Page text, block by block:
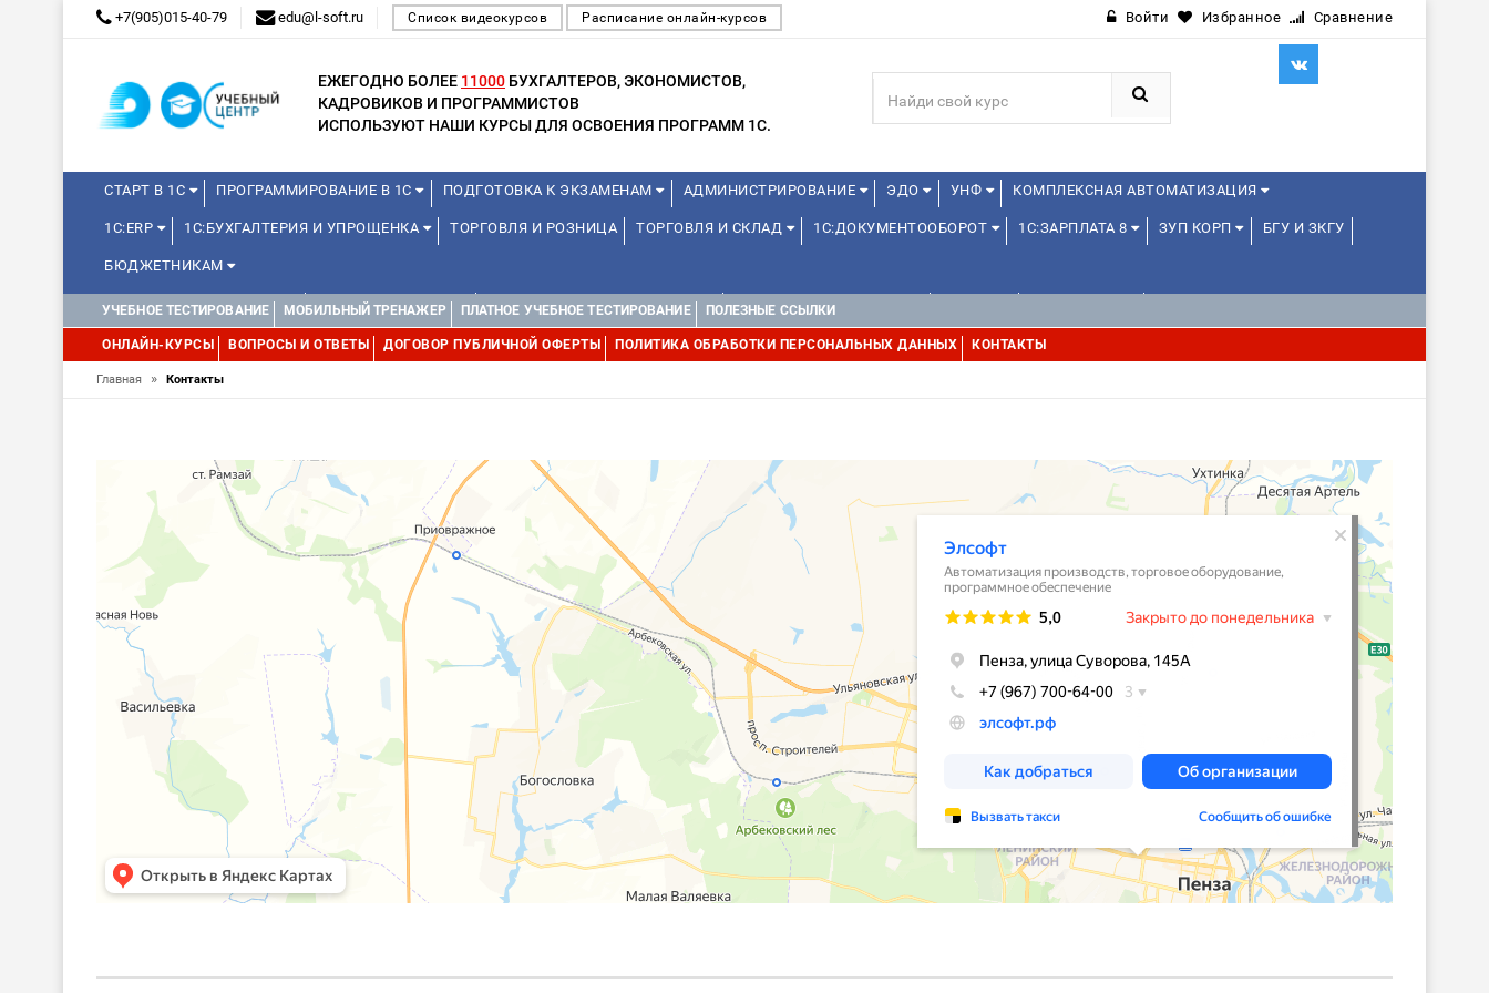
+7(905)015-40-79 edu@l-soft.ru Список видеокурсов Расписание онлайн-курсов Войти Избранное Сравнение
ЕЖЕГОДНО БОЛЕЕ 11000 БУХГАЛТЕРОВ, ЭКОНОМИСТОВ,
КАДРОВИКОВ И ПРОГРАММИСТОВ
ИСПОЛЬЗУЮТ НАШИ КУРСЫ ДЛЯ ОСВОЕНИЯ ПРОГРАММ 1С.
СТАРТ В 1С ПРОГРАММИРОВАНИЕ В 1С ПОДГОТОВКА К ЭКЗАМЕНАМ АДМИНИСТРИРОВАНИЕ ЭДО УНФ КОМПЛЕКСНАЯ АВТОМАТИЗАЦИЯ
1С:ERP 1С:БУХГАЛТЕРИЯ И УПРОЩЕНКА ТОРГОВЛЯ И РОЗНИЦА ТОРГОВЛЯ И СКЛАД 1С:ДОКУМЕНТООБОРОТ 1С:ЗАРПЛАТА 8 ЗУП КОРП БГУ И ЗКГУ
БЮДЖЕТНИКАМ
КУРСЫ ДЛЯ ШКОЛЬНИКОВ ДЛЯ ШКОЛЬНИКОВ 1С:УПРАВЛЕНИЕ ХОЛДИНГОМ УПРАВЛЕНИЕ ПРОЕКТАМИ
УЧЕБНОЕ ТЕСТИРОВАНИЕ МОБИЛЬНЫЙ ТРЕНАЖЕР ПЛАТНОЕ УЧЕБНОЕ ТЕСТИРОВАНИЕ ПОЛЕЗНЫЕ ССЫЛКИ
ОНЛАЙН-КУРСЫ ВОПРОСЫ И ОТВЕТЫ ДОГОВОР ПУБЛИЧНОЙ ОФЕРТЫ ПОЛИТИКА ОБРАБОТКИ ПЕРСОНАЛЬНЫХ ДАННЫХ КОНТАКТЫ
Главная » Контакты